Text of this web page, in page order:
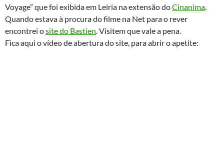
Voyage” que foi exibida em Leiria na extensão doCinanima.
Quando estava à procura do filme na Net para o rever
encontrei osite do Bastien. Visitem que vale a pena.
Fica aqui o vídeo de abertura do site, para abrir o apetite: